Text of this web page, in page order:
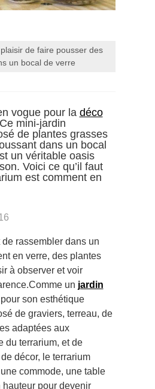
de faire pousser des
un bocal de verre
vogue pour la déco
mini-jardin
de plantes grasses
dans un bocal
un véritable oasis
Voici ce qu’il faut
est comment en
de rassembler dans un
en verre, des plantes
à observer et voir
un jardin
son esthétique
de graviers, terreau, de
adaptées aux
du terrarium, et de
décor, le terrarium
commode, une table
hauteur pour devenir